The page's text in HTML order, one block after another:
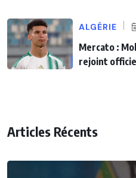
ALGÉRIE
Mercato :
rejoint
Articles Récents